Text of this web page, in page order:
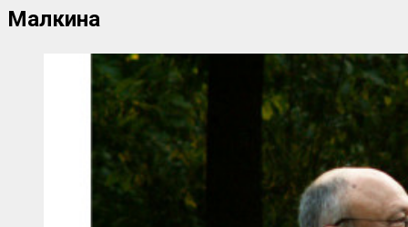
Малкина